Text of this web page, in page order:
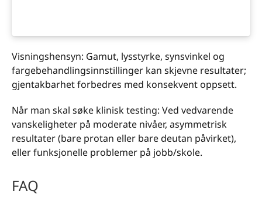
Visningshensyn: Gamut, lysstyrke, synsvinkel og
fargebehandlingsinnstillinger kan skjevne resultater;
gjentakbarhet forbedres med konsekvent oppsett.
Når man skal søke klinisk testing: Ved vedvarende
vanskeligheter på moderate nivåer, asymmetrisk
resultater (bare protan eller bare deutan påvirket),
eller funksjonelle problemer på jobb/skole.
FAQ